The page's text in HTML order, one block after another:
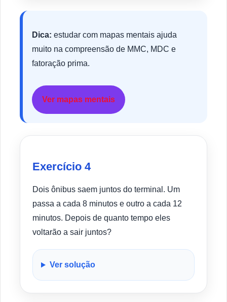
Dica: estudar com mapas mentais ajuda
muito na compreensão de MMC, MDC e
fatoração prima.
Ver mapas mentais
Exercício 4
Dois ônibus saem juntos do terminal. Um
passa a cada 8 minutos e outro a cada 12
minutos. Depois de quanto tempo eles
voltarão a sair juntos?
Ver solução